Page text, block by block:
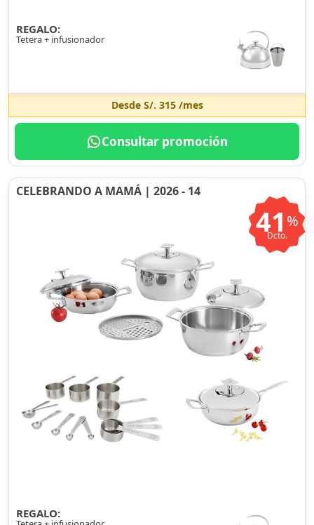
REGALO:
Tetera + infusionador
Desde S/. 315/mes
Consultar promoción
CELEBRANDO A MAMÁ | 2026 - 14
41 %
Dcto.
REGALO: